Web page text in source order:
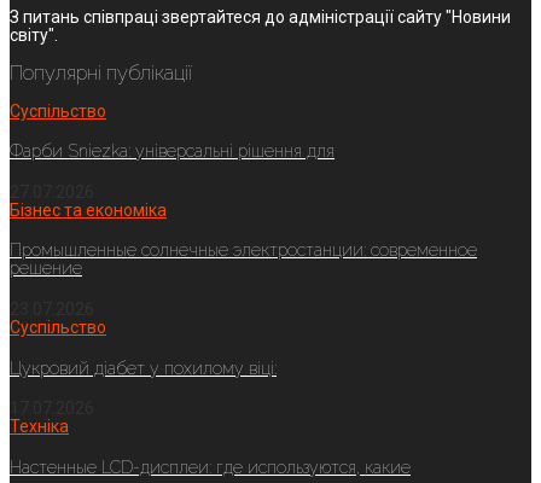
З питань співпраці звертайтеся до адміністрації сайту "Новини
світу".
Популярні публікації
Суспільство
Фарби Sniezka: універсальні рішення для
Бізнес та економіка
Промышленные солнечные электростанции: современное
решение
Суспільство
Цукровий діабет у похилому віці:
Техніка
Настенные LCD-дисплеи: где используются, какие